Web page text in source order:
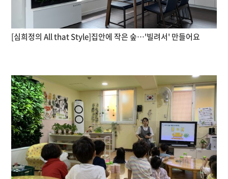
[심희정의 All that Style]집안에 작은 숲…'빌려서' 만들어요